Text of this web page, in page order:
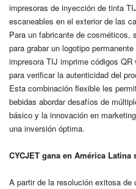
impresoras de inyección de tinta
escaneables en el exterior de las
Para un fabricante de cosméticos,
para grabar un logotipo
impresora TIJ imprime códigos
para verificar la autenticidad del
Esta combinación flexible les
bebidas abordar desafíos de
básico y la innovación en
una inversión óptima.
CYCJET gana en América
A partir de la resolución exitosa